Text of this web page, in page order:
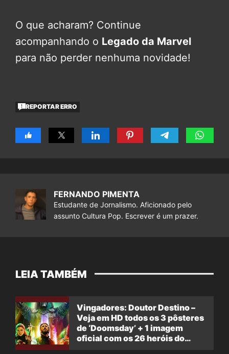
O que acharam? Continue
acompanhando o Legado da Marvel
para não perder nenhuma novidade!
REPORTAR ERRO
FERNANDO PIMENTA
Estudante de Jornalismo. Aficionado pelo
assunto Cultura Pop. Escrever é um prazer.
LEIA TAMBÉM
Vingadores: Doutor Destino –
Veja em HD todos os 3 pôsteres
de ‘Doomsday’ + 1 imagem
oficial com os 26 heróis do